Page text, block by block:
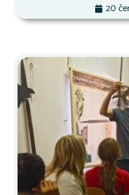
20